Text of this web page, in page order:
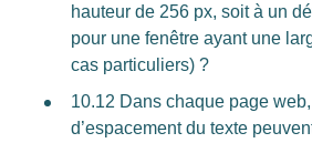
hauteur de 256 px, soit à un
pour une fenêtre ayant une
cas particuliers) ?
10.12 Dans chaque page
d’espacement du texte